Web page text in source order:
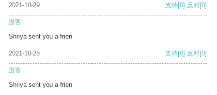
2021-10-29 支持[0] 反对[0]
游客
Shriya sent you a frien
2021-10-28 支持[0] 反对[0]
游客
Shriya sent you a frien